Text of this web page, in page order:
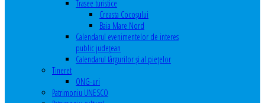
Trasee turistice
Creasta Cocoșului
Baia Mare Nord
Calendarul evenimentelor de interes
public judeţean
Calendarul târgurilor şi al pieţelor
Tineret
ONG-uri
Patrimoniu UNESCO